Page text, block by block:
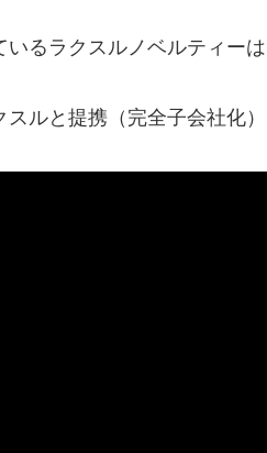
いるラクスルノベルティー
スルと提携（完全子会社化